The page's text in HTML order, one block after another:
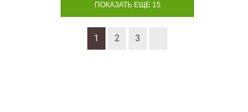
ПОКАЗАТЬ ЕЩЕ 15
1 2 3